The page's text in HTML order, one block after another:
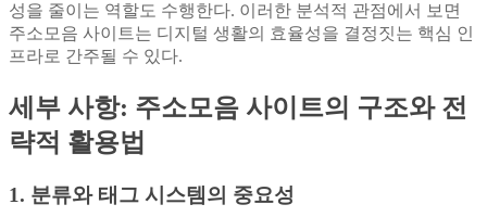
성을 줄이는 역할도 수행한다. 이러한 분석적 관점에서 보면
주소모음 사이트는 디지털 생활의 효율성을 결정짓는 핵심 인
프라로 간주될 수 있다.
세부 사항: 주소모음 사이트의 구조와 전
략적 활용법
1. 분류와 태그 시스템의 중요성